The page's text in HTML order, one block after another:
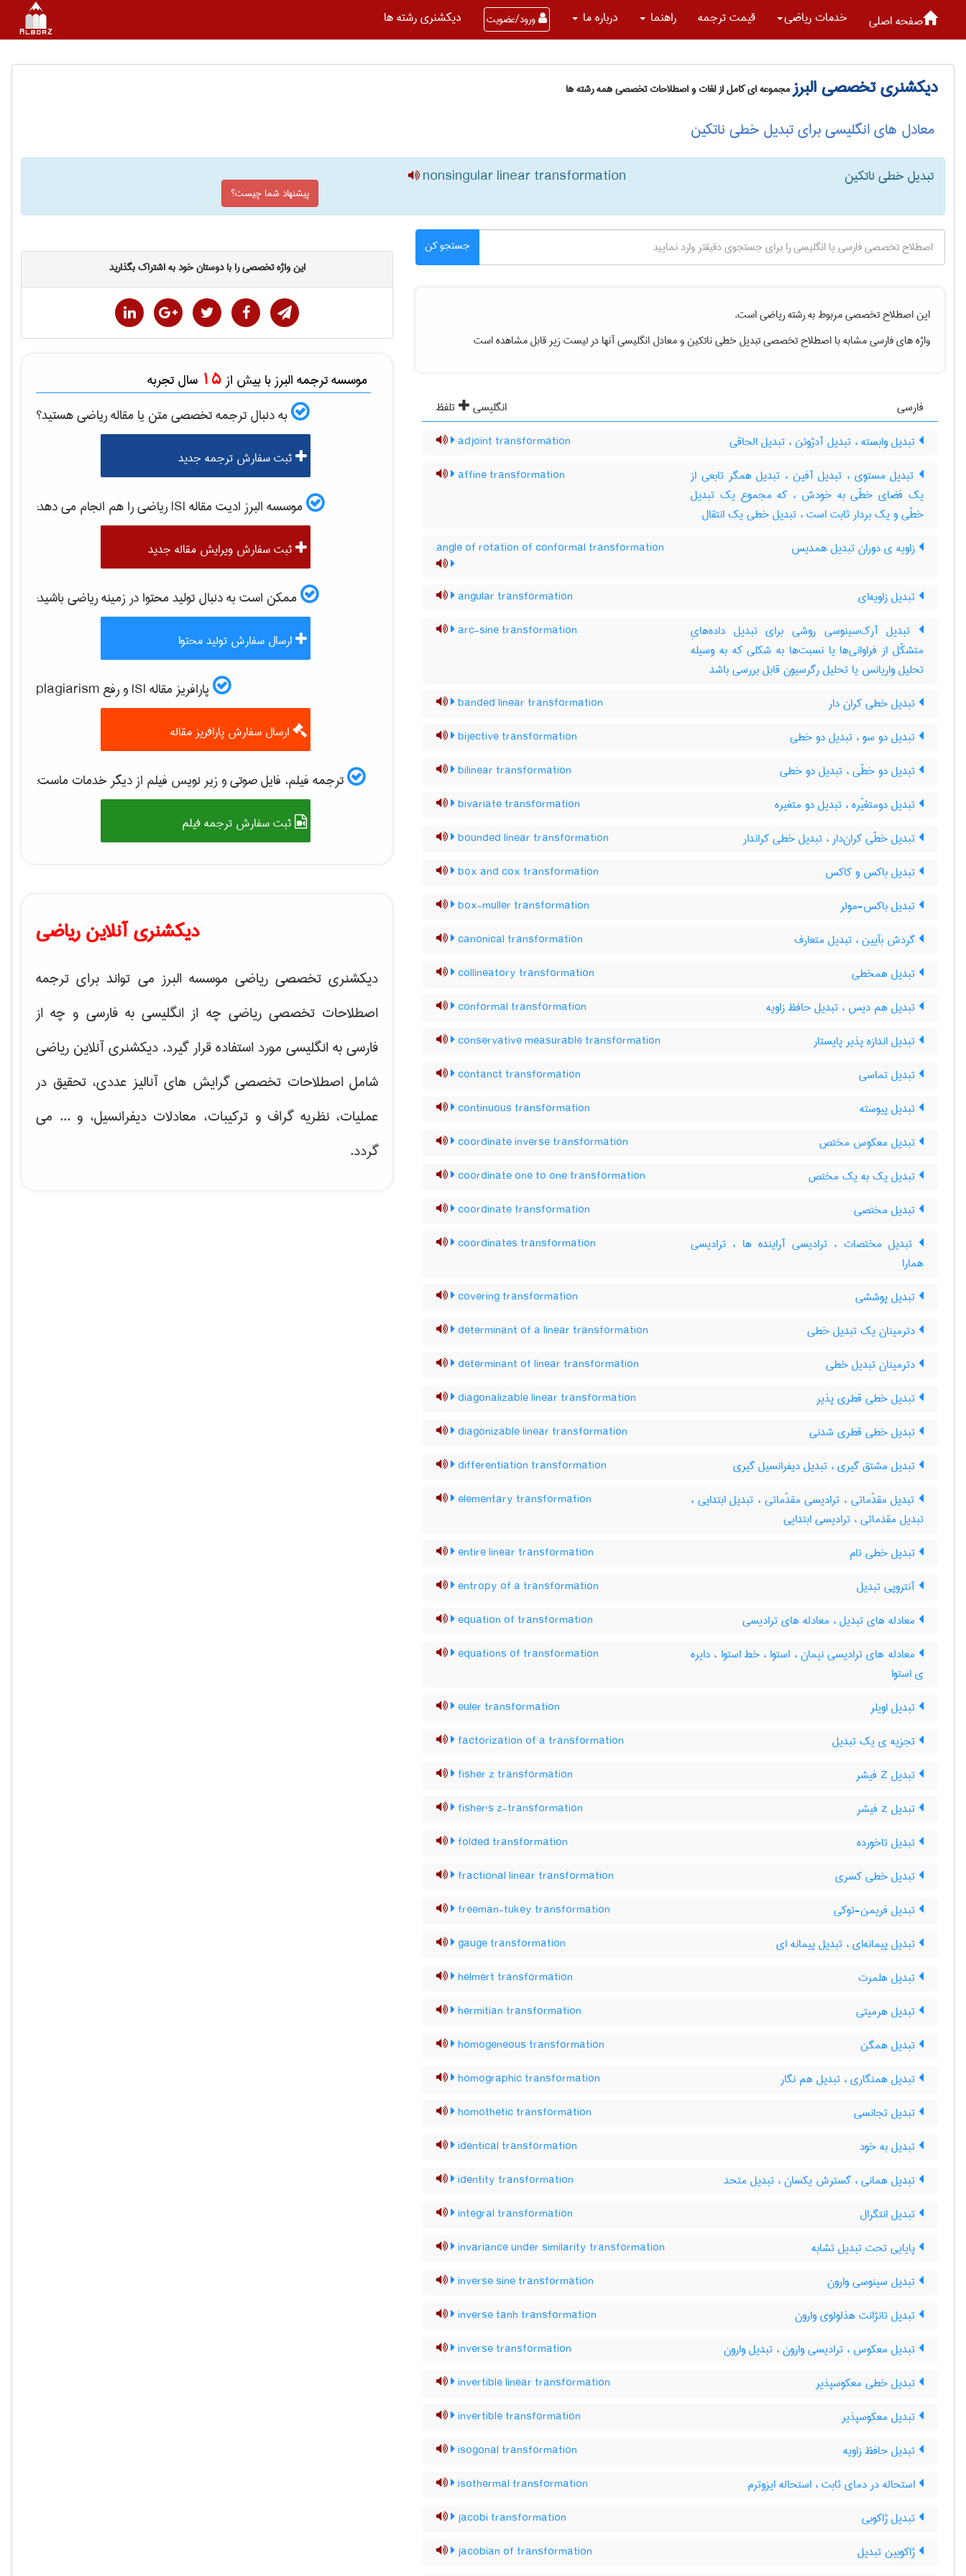
صفحه اصلی خدمات رياضی قیمت ترجمه راهنما درباره ما ورود/عضویت دیکشنری رشته ها
دیکشنری تخصصی البرزمجموعه ای کامل از لغات و اصطلاحات تخصصی همه رشته ها
معادل های انگلیسی برای تبدیل خطی ناتکین
تبدیل خطی ناتکین nonsingular linear transformation
پیشنهاد شما چیست؟
جستجو کن
این اصطلاح تخصصی مربوط به رشتهرياضیاست.
واژه های فارسی مشابه با اصطلاح تخصصیتبدیل خطی ناتکینو معادل انگلیسی آنها در لیست زیر قابل مشاهده است
فارسی انگلیسی
تلفظ
تبدیل وابسته ، تبدیل آدژوئن ، تبدیل الحاقی
adjoint transformation
تبدیل مستوی ، تبدیل آفین ، تبدیل همگر تابعی از
یک فضای خطّی به خودش ، که مجموع یک تبدیل
خطّی و یک بردار ثابت است ، تبدیل خطی یک انتقال
affine transformation
زاویه ی دوران تبدیل همدیس angle of rotation of conformal transformation
تبدیل زاویه‌ای angular transformation
تبدیل آرک‌سینوسی روشی برای تبدیل داده‌هایِ
متشکّل از فراوانی‌ها یا نسبت‌ها به شکلی که به وسیله
تحلیل واریانس یا تحلیل رگرسیون قابل بررسی باشد
arc-sine transformation
تبدیل خطی کران دار banded linear transformation
تبدیل دو سو ، تبدیل دو خطی bijective transformation
تبدیل دو خطّی ، تبدیل دو خطی bilinear transformation
تبدیل دومتغیّره ، تبدیل دو متغیره bivariate transformation
تبدیل خطّی کران‌دار ، تبدیل خطی کراندار bounded linear transformation
تبدیل باکس و کاکس box and cox transformation
تبدیل باکس-مولر box-muller transformation
گردش بآیین ، تبدیل متعارف canonical transformation
تبدیل همخطی collineatory transformation
تبدیل هم دیس ، تبدیل حافظ زاویه conformal transformation
تبدیل اندازه پذیر پایستار conservative measurable transformation
تبدیل تماسی contanct transformation
تبدیل پیوسته continuous transformation
تبدیل معکوس مختص coordinate inverse transformation
تبدیل یک به یک مختص coordinate one to one transformation
تبدیل مختصی coordinate transformation
تبدیل مختصات ، ترادیسی آراینده ها ، ترادیسی
همارا
coordinates transformation
تبدیل پوششی covering transformation
دترمینان یک تبدیل خطی determinant of a linear transformation
دترمینان تبدیل خطی determinant of linear transformation
تبدیل خطی قطری پذیر diagonalizable linear transformation
تبدیل خطی قطری شدنی diagonizable linear transformation
تبدیل مشتق گیری ، تبدیل دیفرانسیل گیری differentiation transformation
تبدیل مقدّماتی ، ترادیسی مقدّماتی ، تبدیل ابتدایی ،
تبدیل مقدماتی ، ترادیسی ابتدایی
elementary transformation
تبدیل خطی تام entire linear transformation
آنتروپی تبدیل entropy of a transformation
معادله های تبدیل ، معادله های ترادیسی equation of transformation
معادله های ترادیسی نیمان ، استوا ، خط استوا ، دایره
ی استوا
equations of transformation
تبدیل اویلر euler transformation
تجزیه ی یک تبدیل factorization of a transformation
تبدیل Z فیشر fisher z transformation
تبدیل z فیشر fisher's z-transformation
تبدیل تاخورده folded transformation
تبدیل خطی کسری fractional linear transformation
تبدیل فریمن-توکی freeman-tukey transformation
تبدیل پیمانه‌ای ، تبدیل پیمانه ای gauge transformation
تبدیل هلمرت helmert transformation
تبدیل هرمیتی hermitian transformation
تبدیل همگن homogeneous transformation
تبدیل همنگاری ، تبدیل هم نگار homographic transformation
تبدیل تجانسی homothetic transformation
تبدیل به خود identical transformation
تبدیل همانی ، گسترش یکسان ، تبدیل متحد identity transformation
تبدیل انتگرال integral transformation
پایایی تحت تبدیل تشابه invariance under similarity transformation
تبدیل سینوسی وارون inverse sine transformation
تبدیل تانژانت هذلولوی وارون inverse tanh transformation
تبدیل معکوس ، ترادیسی وارون ، تبدیل وارون inverse transformation
تبدیل خطی معکوسپذیر invertible linear transformation
تبدیل معکوسپذیر invertible transformation
تبدیل حافظ زاویه isogonal transformation
استحاله در دمای ثابت ، استحاله ایزوترم isothermal transformation
تبدیل ژاکوبی jacobi transformation
ژاکوبین تبدیل jacobian of transformation
این واژه تخصصی را با دوستان خود به اشتراک بگذارید
موسسه ترجمه البرز با بیش از 15 سال تجربه
به دنبال ترجمه تخصصی متن یا مقالهرياضیهستید؟
ثبت سفارش ترجمه جدید
موسسه البرز ادیت مقاله ISI رياضیرا هم انجام می دهد:
ثبت سفارش ویرایش مقاله جدید
ممکن است به دنبال تولید محتوا در زمینهرياضیباشید:
ارسال سفارش تولید محتوا
پارافریز مقاله ISI و رفع plagiarism
ارسال سفارش پارافریز مقاله
ترجمه فیلم، فایل صوتی و زیر نویس فیلم از دیگر خدمات ماست:
ثبت سفارش ترجمه فیلم
دیکشنری آنلاین ریاضی
دیکشنری تخصصی ریاضی موسسه البرز می تواند برای ترجمه
اصطلاحات تخصصی ریاضی چه از انگلیسی به فارسی و چه از
فارسی به انگلیسی مورد استفاده قرار گیرد. دیکشنری آنلاین ریاضی
شامل اصطلاحات تخصصی گرایش هایآنالیز عددی، تحقیق در
عملیات، نظریه گراف و تركیبات، معادلات دیفرانسیل، و ... می
گردد.